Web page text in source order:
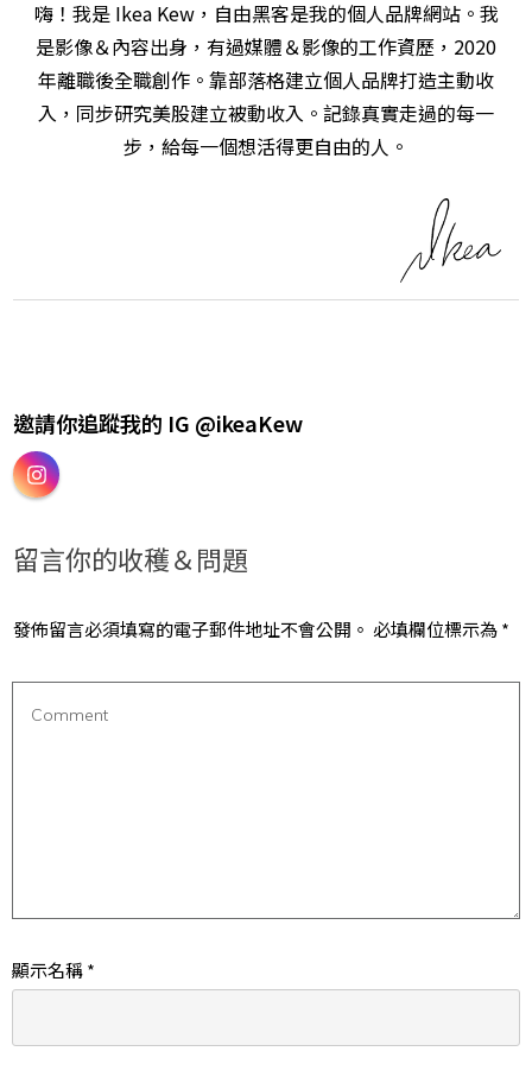
嗨！我是 Ikea Kew，自由黑客是我的個人品牌網站。我
是影像＆內容出身，有過媒體＆影像的工作資歷，2020
年離職後全職創作。靠部落格建立個人品牌打造主動收
入，同步研究美股建立被動收入。記錄真實走過的每一
步，給每一個想活得更自由的人。
邀請你追蹤我的 IG @ikeaKew
留言你的收穫＆問題
發佈留言必須填寫的電子郵件地址不會公開。 必填欄位標示為*
顯示名稱*